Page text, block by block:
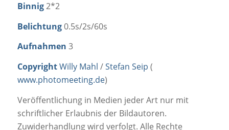
Binnig2*2
Belichtung0.5s/2s/60s
Aufnahmen 3
Copyright Willy Mahl /Stefan Seip (
www.photomeeting.de)
Veröffentlichung in Medien jeder Art nur mit
schriftlicher Erlaubnis der Bildautoren.
Zuwiderhandlung wird verfolgt. Alle Rechte